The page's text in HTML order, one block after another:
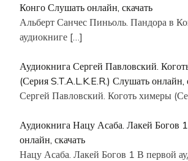
Конго Слушать онлайн, скачать
Альберт Санчес Пиньоль. Пандора в
аудиокниге […]
Аудиокнига Сергей Павловский.
(Серия S.T.A.L.K.E.R.) Слушать онлайн,
Сергей Павловский. Коготь химеры
Аудиокнига Нацу Асаба. Лакей Богов
онлайн, скачать
Нацу Асаба. Лакей Богов 1 В первой